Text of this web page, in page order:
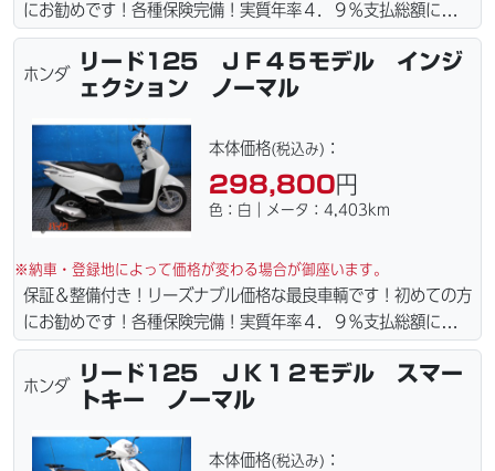
にお勧めです！各種保険完備！実質年率４．９％支払総額に自賠
責保険１年含まれてます。全国どこでも１万円〜4.5万円にて配
達致します！！（離島の場合は港止めになります）ｗｅｂロー
ン・カード各種取り扱ってます。タイヤ・ブレーキパッド・ベル
ズナブルな価格にて消耗品交換プラン１万〜ご用意しておりま
す。詳しくはお問合わせ下さい。ご契約後の取り置き＆保管無料
サービス行ってます。当社ホームページにて詳細画像見れます。
ホンダ
リード125 ＪＦ４５モデル インジ
ェクション ノーマル
本体価格(税込み) ：
298,800円
色：白｜メータ：4,403km
※納車・登録地によって価格が変わる場合が御座います。
保証＆整備付き！リーズナブル価格な最良車輌です！初めての方
にお勧めです！各種保険完備！実質年率４．９％支払総額に自賠
責保険１年含まれてます。全国どこでも１万円〜4.5万円にて配
達致します！！（離島の場合は港止めになります）ｗｅｂロー
ン・カード各種取り扱ってます。タイヤ・ブレーキパッド・ベル
ズナブルな価格にて消耗品交換プラン１万〜ご用意しておりま
ホンダ
リード125 ＪＫ１２モデル スマー
トキー ノーマル
本体価格(税込み) ：